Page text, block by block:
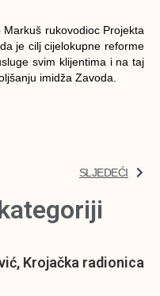
rukovodioc Projekta
je cilj cijelokupne reforme
svim klijentima i na taj
imidža Zavoda.
SLJEDEĆI
Krojačka radionica